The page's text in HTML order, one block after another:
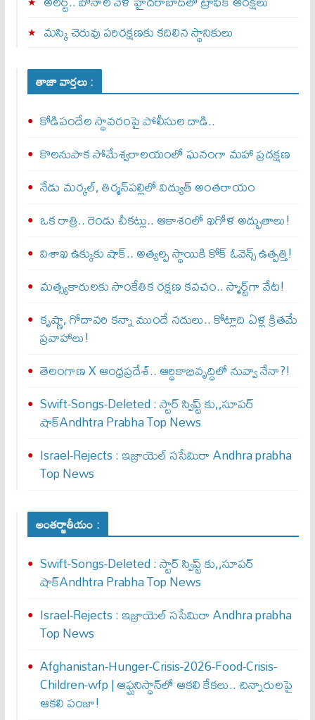
మస్కి చెరువు పరిరక్షణకు కదిలిన స్థానికులు
తాజా వార్తలు :
కోడిపందేల స్థావరంపై పోలీసుల దాడి..
కొలనుపాక సోమేశ్వరాలయంలో ఘనంగా మహా ప్రదక్షణ
నేడు మర్కల్, తిర్మన్‌పల్లిలో విద్యుత్ అంతరాయం
ఒక రాత్రి.. రెండు చీకట్లు.. ఆకాశంలో ఖగోళ అద్భుతాలు!
విశాఖ ఉక్కుకు షాక్.. అత్యల్ప స్థాయికి కోక్ ఓవెన్స్ ఉత్పత్తి!
మత్స్యకారులకు సాంకేతిక రక్షణ కవచం.. స్మార్ట్‌గా వేట!
కృష్ణా, గోదావరి కన్నా ముందే నదులు.. కోట్లాది ఏళ్ల క్రితమే
ప్రవాహాలు!
తెలంగాణ X ఆంధ్రప్రదేశ్.. ఆర్థికాభివృద్ధిలో నువ్వా నేనా?!
Swift-Songs-Deleted : స్టార్ స్విప్ట్ కు,,సూప‌ర్
షాక్Andhtra Prabha Top News
Israel-Rejects : ఇజ్రాయెల్ స‌సేమిరా Andhra prabha
Top News
అంతర్జాతీయం :
Swift-Songs-Deleted : స్టార్ స్విప్ట్ కు,,సూప‌ర్
షాక్Andhtra Prabha Top News
Israel-Rejects : ఇజ్రాయెల్ స‌సేమిరా Andhra prabha
Top News
Afghanistan-Hunger-Crisis-2026-Food-Crisis-
Children-wfp | ఆఫ్ఘనిస్థాన్‌లో ఆకలి కేకలు.. చిన్నారులపై
ఆకలి పంజా!